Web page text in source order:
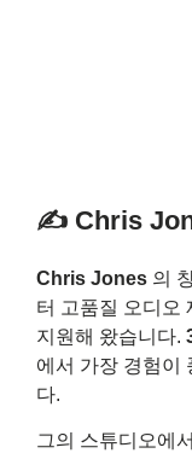
✍️ Chris
Chris Jones 의
터 고품질 오디오
지원해 왔습니다.
에서 가장 경험이
다.
그의 스튜디오에서